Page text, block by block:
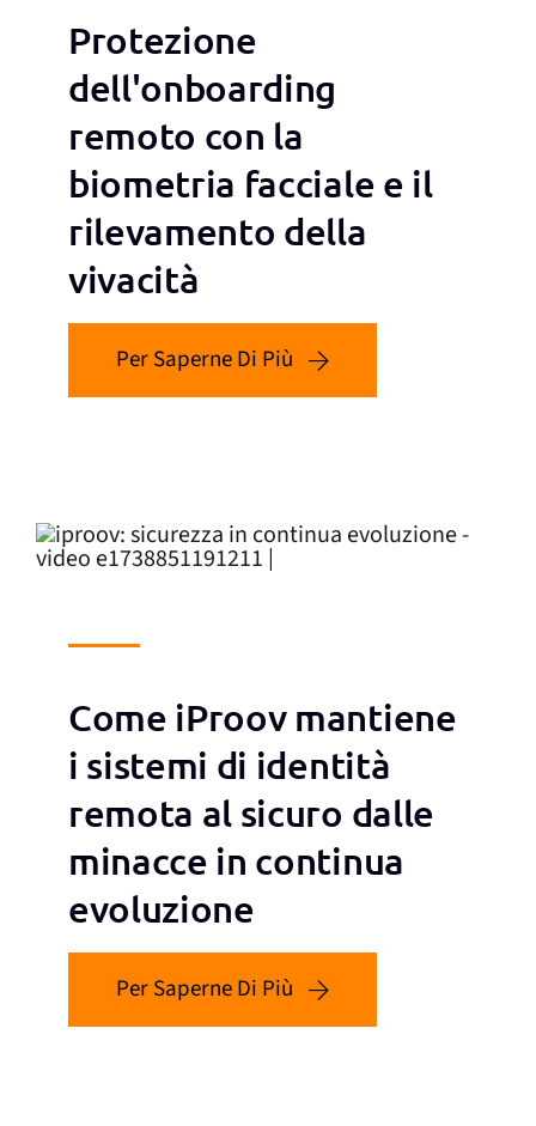
Protezione
dell'onboarding
remoto con la
biometria facciale e il
rilevamento della
vivacità
Per Saperne Di Più
Come iProov mantiene
i sistemi di identità
remota al sicuro dalle
minacce in continua
evoluzione
Per Saperne Di Più